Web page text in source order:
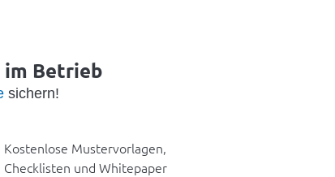
Betrieb
sichern!
Kostenlose Mustervorlagen,
Checklisten und Whitepaper